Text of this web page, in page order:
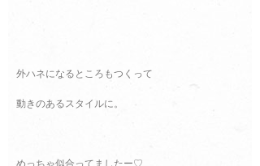
外ハネになるところもつくって
動きのあるスタイルに。
めっちゃ似合ってましたー♡